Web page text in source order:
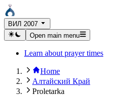
ВИЛ 2007
Open main menu
Learn about prayer times
Home
Алтайский Край
Proletarka